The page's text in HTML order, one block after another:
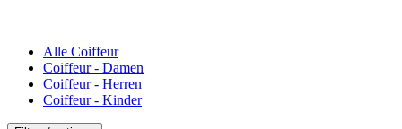
Alle Coiffeur
Coiffeur - Damen
Coiffeur - Herren
Coiffeur - Kinder